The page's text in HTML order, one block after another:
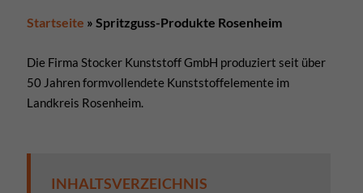
Startseite » Spritzguss-Produkte Rosenheim
Die Firma Stocker Kunststoff GmbH produziert seit über
50 Jahren formvollendete Kunststoffelemente im
Landkreis Rosenheim.
INHALTSVERZEICHNIS